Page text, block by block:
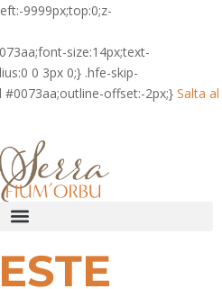
9999px;top:0;z-
size:14px;text-
0 3px 0;} .hfe-skip-
offset:-2px;} Salta al